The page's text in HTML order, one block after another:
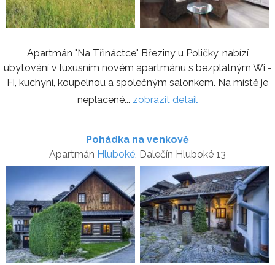
Apartmán "Na Třináctce" Březiny u Poličky, nabízí
ubytování v luxusním novém apartmánu s bezplatným Wi -
Fi, kuchyní, koupelnou a společným salonkem. Na místě je
neplacené... zobrazit detail
Pohádka na venkově
Apartmán Hluboké, Dalečín Hluboké 13